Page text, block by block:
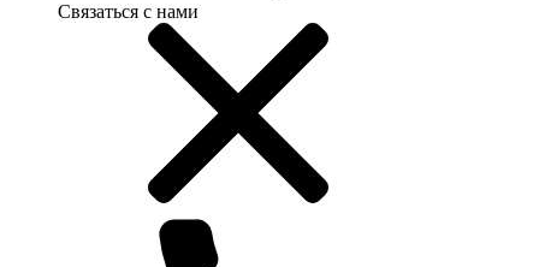
Связаться с нами